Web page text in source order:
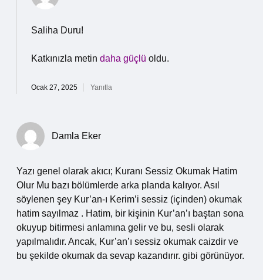
Saliha Duru!
Katkınızla metin daha güçlü oldu.
Ocak 27, 2025 Yanıtla
Damla Eker
Yazı genel olarak akıcı; Kuranı Sessiz Okumak Hatim
Olur Mu bazı bölümlerde arka planda kalıyor. Asıl
söylenen şey Kur’an-ı Kerim’i sessiz (içinden) okumak
hatim sayılmaz . Hatim, bir kişinin Kur’an’ı baştan sona
okuyup bitirmesi anlamına gelir ve bu, sesli olarak
yapılmalıdır. Ancak, Kur’an’ı sessiz okumak caizdir ve
bu şekilde okumak da sevap kazandırır. gibi görünüyor.